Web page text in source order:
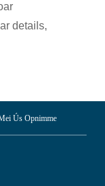
details,
Ús Opnimme